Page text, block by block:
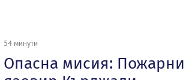
54 минути
Опасна мисия: